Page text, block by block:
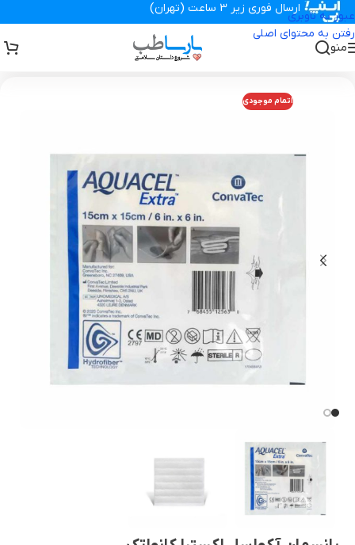
عبور به ناوبری
رفتن به محتوای اصلی
ارسال فوری زیر 3 ساعت (تهران)
منو
تجهیزات پزشکی پارساطب برند>پانسمان آکواسل اکسترا کانواتک
اتمام موجودی